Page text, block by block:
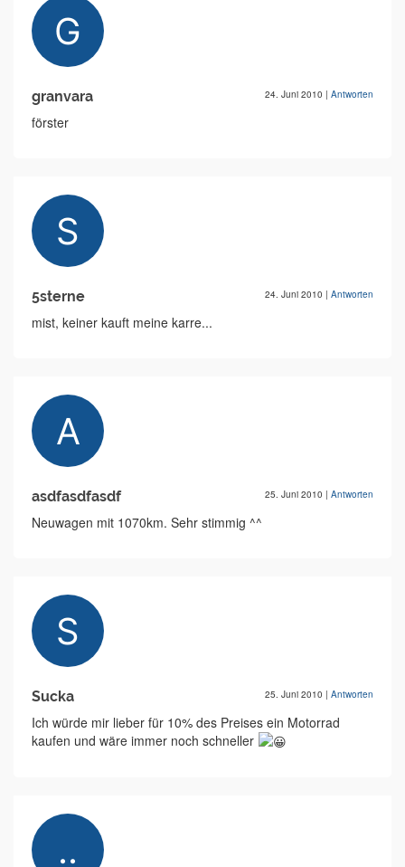
granvara 24. Juni 2010 | Antworten
förster
5sterne 24. Juni 2010 | Antworten
mist, keiner kauft meine karre...
asdfasdfasdf 25. Juni 2010 | Antworten
Neuwagen mit 1070km. Sehr stimmig ^^
Sucka 25. Juni 2010 | Antworten
Ich würde mir lieber für 10% des Preises ein Motorrad
kaufen und wäre immer noch schneller